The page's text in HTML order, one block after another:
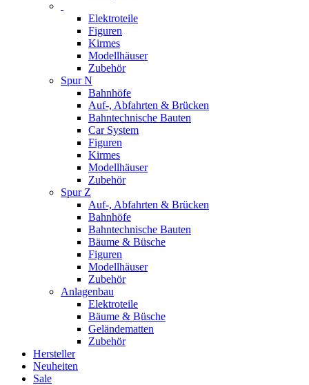
Elektroteile
Figuren
Kirmes
Modellhäuser
Zubehör
Spur N
Bahnhöfe
Auf-, Abfahrten & Brücken
Bahntechnische Bauten
Car System
Figuren
Kirmes
Modellhäuser
Zubehör
Spur Z
Auf-, Abfahrten & Brücken
Bahnhöfe
Bahntechnische Bauten
Bäume & Büsche
Figuren
Modellhäuser
Zubehör
Anlagenbau
Elektroteile
Bäume & Büsche
Geländematten
Zubehör
Hersteller
Neuheiten
Sale